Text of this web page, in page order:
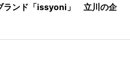
ランド「issyoni」 立川の企